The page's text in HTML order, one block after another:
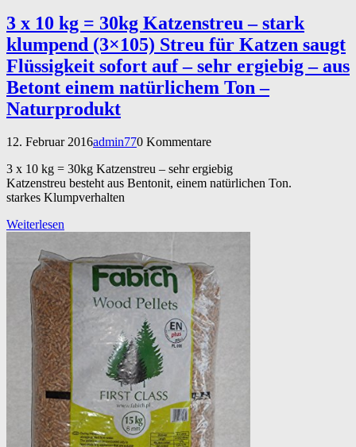
3 x 10 kg = 30kg Katzenstreu – stark
klumpend (3×105) Streu für Katzen saugt
Flüssigkeit sofort auf – sehr ergiebig – aus
Betont einem natürlichem Ton –
Naturprodukt
12. Februar 2016admin770 Kommentare
3 x 10 kg = 30kg Katzenstreu – sehr ergiebig
Katzenstreu besteht aus Bentonit, einem natürlichen Ton.
starkes Klumpverhalten
Weiterlesen